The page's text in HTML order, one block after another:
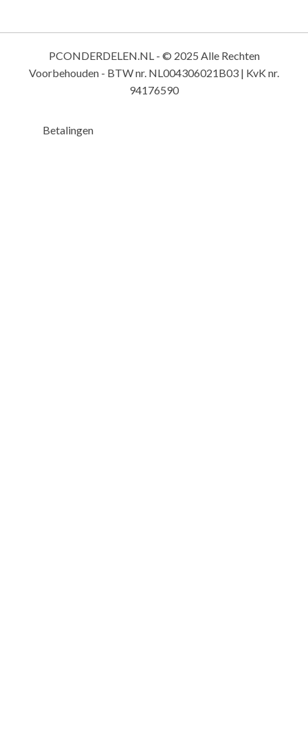
PCONDERDELEN.NL - © 2025 Alle Rechten
Voorbehouden - BTW nr. NL004306021B03 | KvK nr.
94176590
Betalingen